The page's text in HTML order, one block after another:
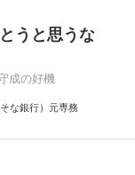
うと思うな
成の好機
な銀行）元専務